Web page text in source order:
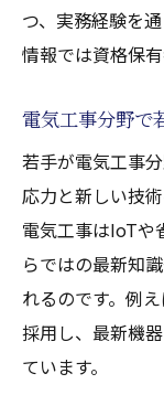
電気工
説
未経験
ント
若手が
略
つ、実務経験を
情報では資格保
電気工事分野で
若手が電気工事
応力と新しい技
電気工事はIoTや
らではの最新知
れるのです。例
採用し、最新機
ています。